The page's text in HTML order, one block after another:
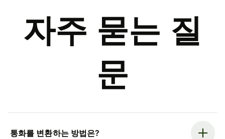
자주 묻는 질
문
통화를 변환하는 방법은?